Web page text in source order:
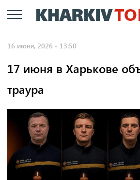
к
16 июня, 2026 - 13:50
17 июня в Харькове
траура